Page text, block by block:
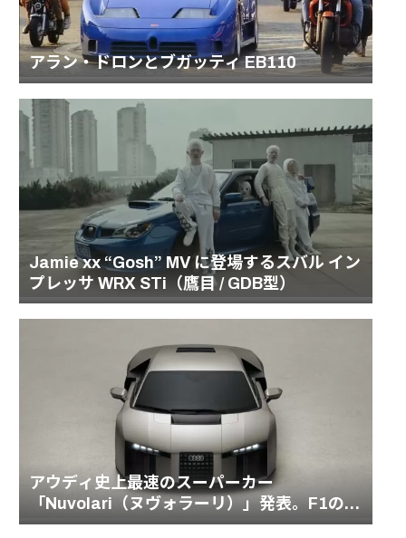
アラン・ドロンとブガッティ EB110
Jamie xx “Gosh” MV に登場するスバル イン
プレッサ WRX STi（鷹目 / GDB型）
アウディ史上最速のスーパーカー
「Nuvolari（ヌヴォラーリ）」発表。F1の血
統を受け継ぐ1001馬力のハイブリッドモデル